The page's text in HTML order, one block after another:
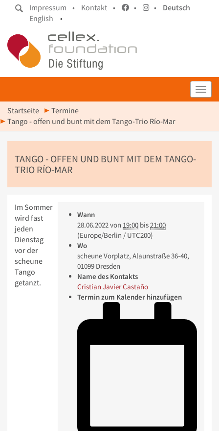
Impressum • Kontakt • • •
Deutsch
English
•
Startseite
Termine
Tango - offen und bunt mit dem Tango-Trio Río-Mar
TANGO - OFFEN UND BUNT MIT DEM TANGO-
TRIO RÍO-MAR
Wann
28.06.2022von 19:00 bis21:00
(Europe/Berlin / UTC200)
Wo
scheune Vorplatz, Alaunstraße 36-40,
01099 Dresden
Name des Kontakts
Cristian Javier Castaño
Termin zum Kalender hinzufügen
Im Sommer
wird fast
jeden
Dienstag
vor der
scheune
Tango
getanzt.